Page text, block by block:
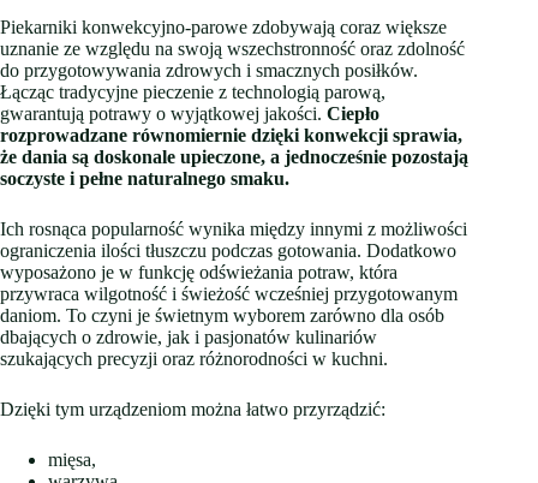
Piekarniki konwekcyjno-parowe zdobywają coraz większe
uznanie ze względu na swoją wszechstronność oraz zdolność
do przygotowywania zdrowych i smacznych posiłków.
Łącząc tradycyjne pieczenie z technologią parową,
gwarantują potrawy o wyjątkowej jakości. Ciepło
rozprowadzane równomiernie dzięki konwekcji sprawia,
że dania są doskonale upieczone, a jednocześnie pozostają
soczyste i pełne naturalnego smaku.
Ich rosnąca popularność wynika między innymi z możliwości
ograniczenia ilości tłuszczu podczas gotowania. Dodatkowo
wyposażono je w funkcję odświeżania potraw, która
przywraca wilgotność i świeżość wcześniej przygotowanym
daniom. To czyni je świetnym wyborem zarówno dla osób
dbających o zdrowie, jak i pasjonatów kulinariów
szukających precyzji oraz różnorodności w kuchni.
Dzięki tym urządzeniom można łatwo przyrządzić:
mięsa,